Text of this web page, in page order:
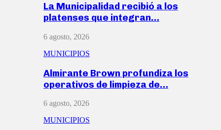
La Municipalidad recibió a los
platenses que integran…
6 agosto, 2026
MUNICIPIOS
Almirante Brown profundiza los
operativos de limpieza de…
6 agosto, 2026
MUNICIPIOS